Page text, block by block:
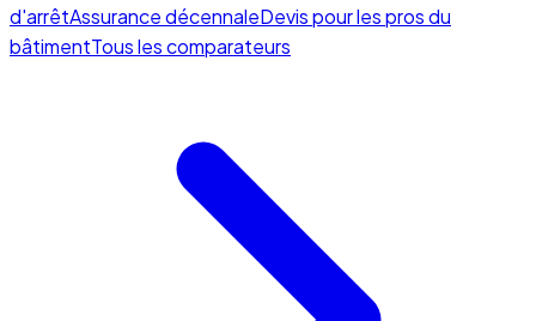
d'arrêtAssurance décennaleDevis pour les pros du
bâtimentTous les comparateurs